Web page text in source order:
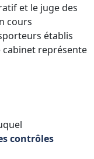
et le juge des
cours
établis
cabinet représente
contrôles